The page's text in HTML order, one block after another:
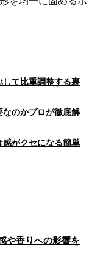
て比重調整する裏
のかプロが徹底解
感がクセになる簡単
や香りへの影響を